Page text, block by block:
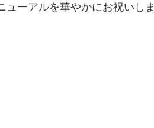
ーアルを華やかにお祝いしま